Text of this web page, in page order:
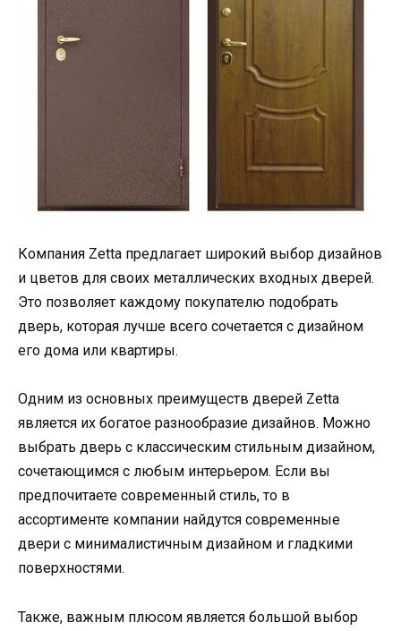
Компания Zetta предлагает широкий выбор дизайнов
и цветов для своих металлических входных дверей.
Это позволяет каждому покупателю подобрать
дверь, которая лучше всего сочетается с дизайном
его дома или квартиры.
Одним из основных преимуществ дверей Zetta
является их богатое разнообразие дизайнов. Можно
выбрать дверь с классическим стильным дизайном,
сочетающимся с любым интерьером. Если вы
предпочитаете современный стиль, то в
ассортименте компании найдутся современные
двери с минималистичным дизайном и гладкими
поверхностями.
Также, важным плюсом является большой выбор